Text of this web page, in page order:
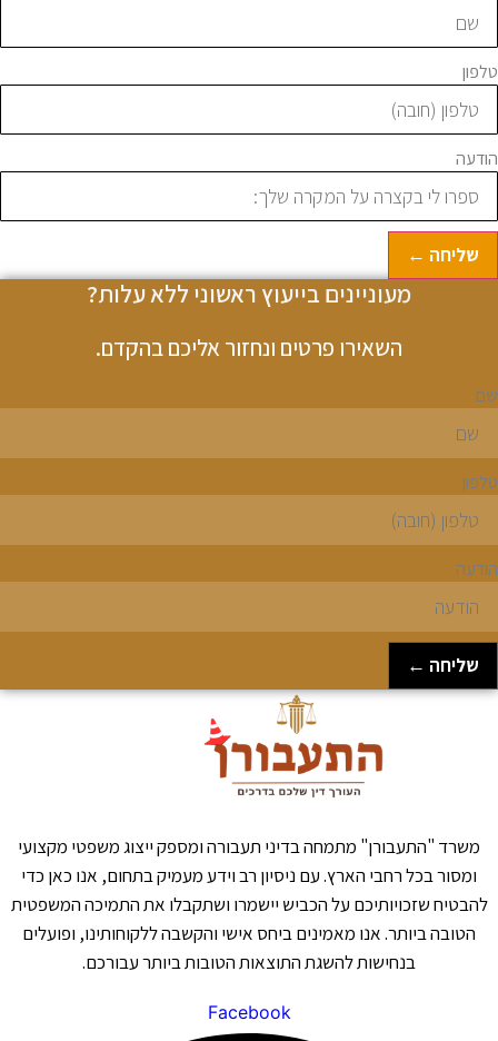
שליחה ←
מעוניינים בייעוץ ראשוני ללא עלות?
השאירו פרטים ונחזור אליכם בהקדם.
שליחה ←
משרד "התעבורן" מתמחה בדיני תעבורה ומספק ייצוג משפטי מקצועי
ומסור בכל רחבי הארץ. עם ניסיון רב וידע מעמיק בתחום, אנו כאן כדי
להבטיח שזכויותיכם על הכביש יישמרו ושתקבלו את התמיכה המשפטית
הטובה ביותר. אנו מאמינים ביחס אישי והקשבה ללקוחותינו, ופועלים
בנחישות להשגת התוצאות הטובות ביותר עבורכם.
Facebook